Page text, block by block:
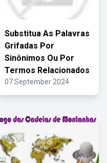
Substitua As Palavras
Grifadas Por
Sinônimos Ou Por
Termos Relacionados
07 September 2024